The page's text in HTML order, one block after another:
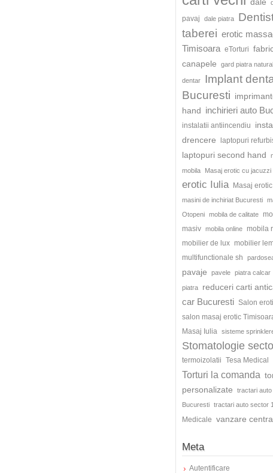
pavaj dale piatra
taberei erotic
Timisoara eTorturi
canapele
gard piatra
dentar
Implant
Bucuresti
hand inchirieri auto
instalatii antiincendiu
drencere
laptopuri
laptopuri second hand
mobila Masaj erotic cu jacuzzi
erotic Iulia Masaj
masini de inchiriat Bucuresti
Otopeni mobila de calitate
masiv mobila online
mobila
mobilier de lux mobilier
multifunctionale sh
pavaje pavele piatra calcar
piatra reduceri carti
car Bucuresti Salon
salon masaj erotic
Masaj Iulia sisteme
Stomatologie
termoizolatii Tesa Medical
Torturi la comanda
personalizate
tractari auto
Bucuresti tractari auto sector
Medicale vanzare
Meta
Autentificare